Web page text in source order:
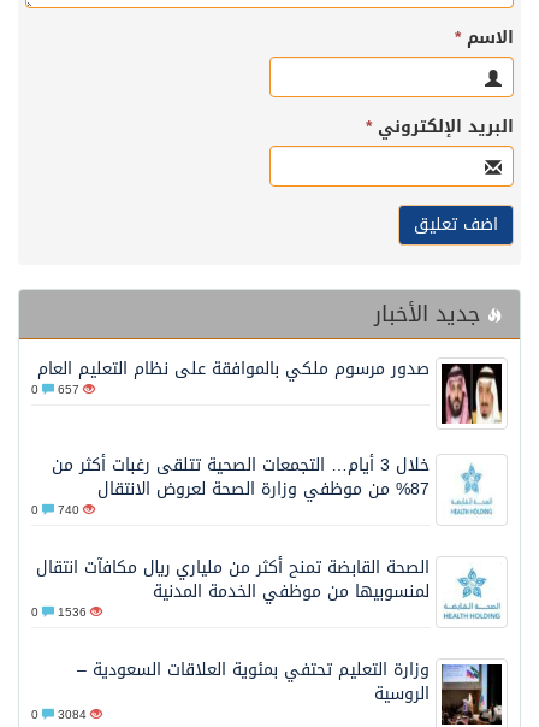
الاسم*
البريد الإلكتروني*
جديد الأخبار
صدور مرسوم ملكي بالموافقة على نظام التعليم العام
657
خلال 3 أيام… التجمعات الصحية تتلقى رغبات أكثر من
87% من موظفي وزارة الصحة لعروض الانتقال
740
الصحة القابضة تمنح أكثر من ملياري ريال مكافآت انتقال
لمنسوبيها من موظفي الخدمة المدنية
1536
وزارة التعليم تحتفي بمئوية العلاقات السعودية –
الروسية
3084